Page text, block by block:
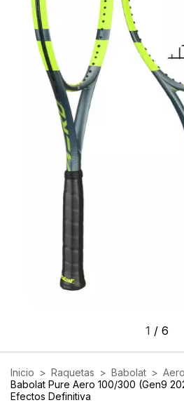
1 / 6
Inicio > Raquetas > Babolat > Aero
Babolat Pure Aero 100/300 (Gen9
Efectos Definitiva